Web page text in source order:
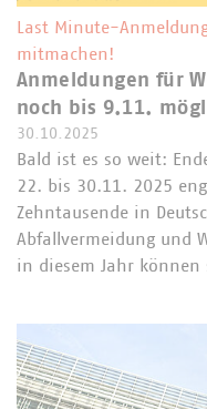
Last Minute-
mitmachen!
Anmeldungen für
noch bis 9.11.
30.10.2025
Bald ist es so weit:
22. bis 30.11. 2025
Zehntausende in
Abfallvermeidung und
in diesem Jahr